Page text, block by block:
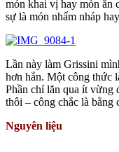
món khai vị hay món ăn
sự là món nhấm nháp
Lần này làm Grissini
hơn hẳn. Một công thức
Phần chỉ lăn qua ít vừng
thôi – công chắc là bằng
Nguyên liệu